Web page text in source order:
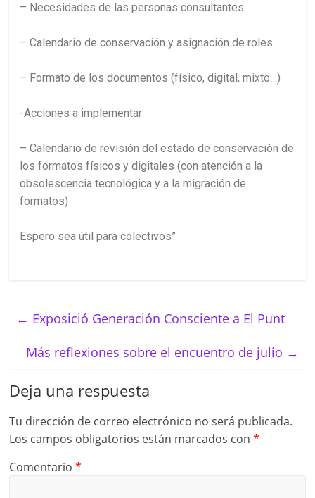
– Necesidades de las personas consultantes
– Calendario de conservación y asignación de roles
– Formato de los documentos (físico, digital, mixto…)
-Acciones a implementar
– Calendario de revisión del estado de conservación de
los formatos físicos y digitales (con atención a la
obsolescencia tecnológica y a la migración de
formatos)
Espero sea útil para colectivos”
← Exposició Generación Consciente a El Punt
Más reflexiones sobre el encuentro de julio →
Deja una respuesta
Tu dirección de correo electrónico no será publicada.
Los campos obligatorios están marcados con*
Comentario*